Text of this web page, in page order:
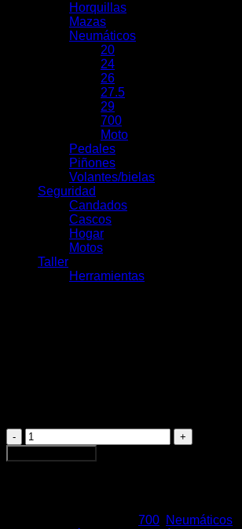
Horquillas
Mazas
Neumáticos
20
24
26
27.5
29
700
Moto
Pedales
Piñones
Volantes/bielas
Seguridad
Candados
Cascos
Hogar
Motos
Taller
Herramientas
Maxxis
Pursuer
Alambre
700 Neumáticos